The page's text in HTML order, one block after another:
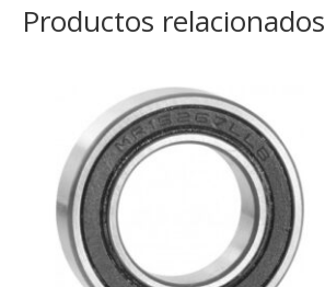
Productos relacionados